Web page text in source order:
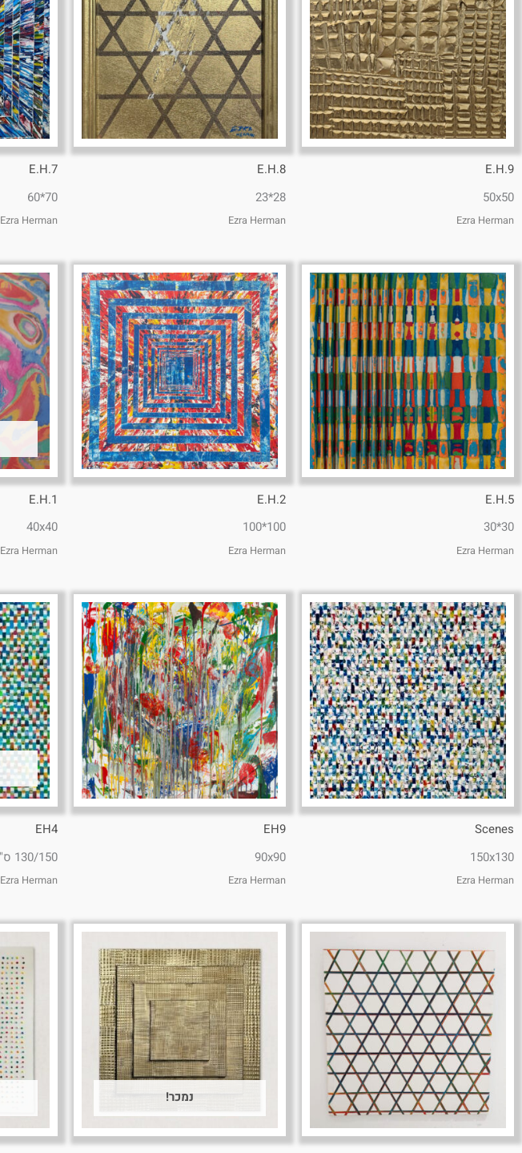
E.H.9
50x50
Ezra Herman
E.H.8
28*23
Ezra Herman
E.H.7
70*60
Ezra Herman
E.H.5
30*30
Ezra Herman
E.H.2
100*100
Ezra Herman
E.H.1
40x40
Ezra Herman
Scenes
150x130
Ezra Herman
EH9
90x90
Ezra Herman
EH4
130/150 ס"מ
Ezra Herman
נמכר!